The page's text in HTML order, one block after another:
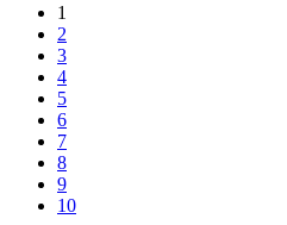
1
2
3
4
5
6
7
8
9
10